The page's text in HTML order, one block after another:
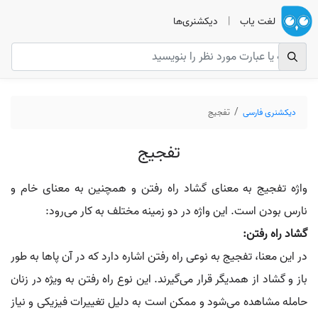
لغت یاب | دیکشنری‌ها
دیکشنری فارسی تفجیج
تفجیج
واژه تفجیج به معنای گشاد راه رفتن و همچنین به معنای خام و
نارس بودن است. این واژه در دو زمینه مختلف به کار می‌رود:
گشاد راه رفتن:
در این معنا، تفجیج به نوعی راه رفتن اشاره دارد که در آن پاها به طور
باز و گشاد از همدیگر قرار می‌گیرند. این نوع راه رفتن به ویژه در زنان
حامله مشاهده می‌شود و ممکن است به دلیل تغییرات فیزیکی و نیاز